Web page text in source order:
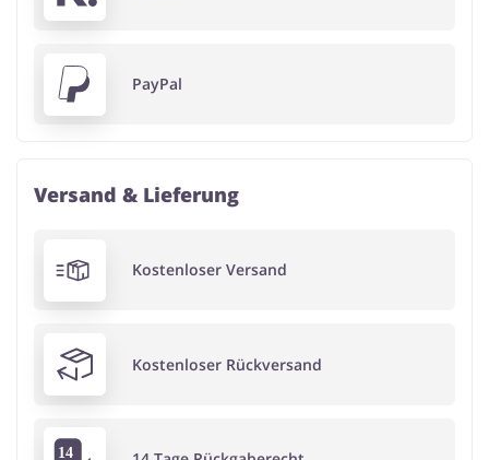
PayPal
Versand & Lieferung
Kostenloser Versand
Kostenloser Rückversand